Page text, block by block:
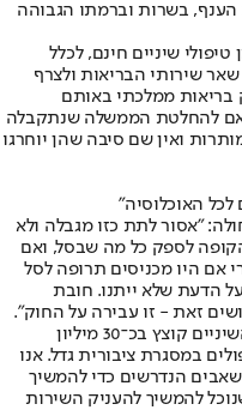
בשרות וברמתו הגבוהה
שיניים חינם, לכלל
שירותי הבריאות ולצרף
בריאות ממלכתי באותם
להחלטת הממשלה שנתקבלה
לא מותרות ואין שם סיבה שהן יוחרגו
לכל האוכלוסיה"
"אסור לתת כזו מגבלה ולא
לספק כל מה שבסל, ואם
אם היו מכניסים תרופה לסל
הדעת שלא ייתנו. חובת
זאת - זו עבירה על החוק".
מכללית נמסר: "ב־2019 תקציב רפורמת השיניים קוצץ בכ־30 מיליון
במסגרת ציבורית גדל. אנו
הנדרשים כדי להמשיך
להמשיך להעניק השירות